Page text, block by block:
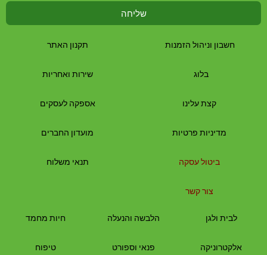
שליחה
חשבון וניהול הזמנות
בלוג
קצת עלינו
מדיניות פרטיות
ביטול עסקה
צור קשר
תקנון האתר
שירות ואחריות
אספקה לעסקים
מועדון החברים
תנאי משלוח
לבית ולגן
אלקטרוניקה
הלבשה והנעלה
פנאי וספורט
חיות מחמד
טיפוח